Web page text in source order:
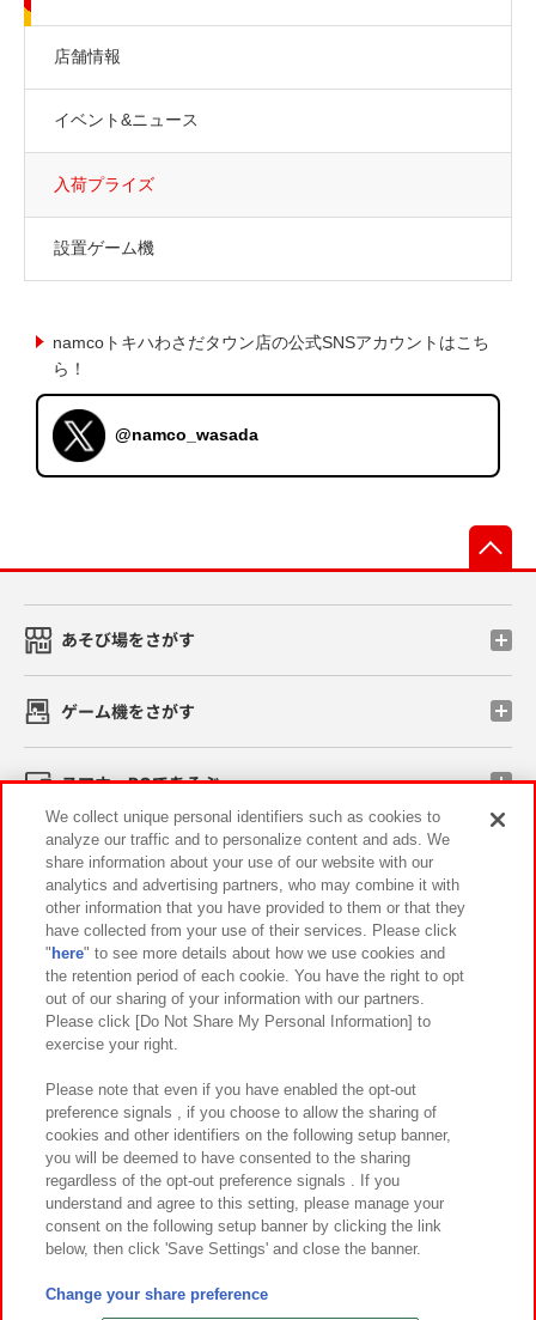
店舗情報
イベント&ニュース
入荷プライズ
設置ゲーム機
namcoトキハわさだタウン店の公式SNSアカウントはこち
ら！
@namco_wasada
あそび場をさがす
ゲーム機をさがす
スマホ・PCであそぶ
イベント・キャンペーン
関連会社 サステナビリティ サイトポリシー
プライバシーポリシー ウェブアクセシビリティ方針と検証結果
お取引先さまとともに
カスタマーハラスメント対応方針 よくあるご質問・お問い合わせ
©Bandai Namco Amusement Inc.
©Bandai Namco Amusement Lab Inc.
We collect unique personal identifiers such as cookies to
analyze our traffic and to personalize content and ads. We
share information about your use of our website with our
analytics and advertising partners, who may combine it with
other information that you have provided to them or that they
have collected from your use of their services. Please click
" here" to see more details about how we use cookies and
the retention period of each cookie. You have the right to opt
out of our sharing of your information with our partners.
Please click [Do Not Share My Personal Information] to
exercise your right.
Please note that even if you have enabled the opt-out
preference signals , if you choose to allow the sharing of
cookies and other identifiers on the following setup banner,
you will be deemed to have consented to the sharing
regardless of the opt-out preference signals . If you
understand and agree to this setting, please manage your
consent on the following setup banner by clicking the link
below, then click 'Save Settings' and close the banner.
Change your share preference